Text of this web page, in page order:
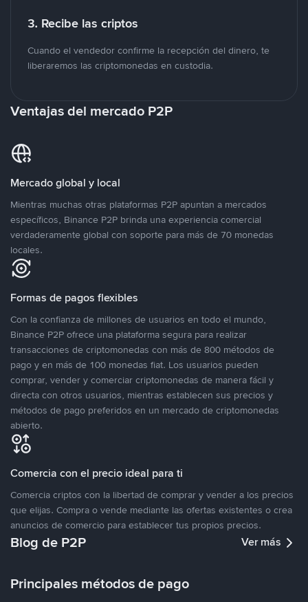
3. Recibe las criptos
Cuando el vendedor confirme la recepción del dinero, te
liberaremos las criptomonedas en custodia.
Ventajas del mercado P2P
Mercado global y local
Mientras muchas otras plataformas P2P apuntan a mercados
específicos, Binance P2P brinda una experiencia comercial
verdaderamente global con soporte para más de 70 monedas
locales.
Formas de pagos flexibles
Con la confianza de millones de usuarios en todo el mundo,
Binance P2P ofrece una plataforma segura para realizar
transacciones de criptomonedas con más de 800 métodos de
pago y en más de 100 monedas fiat. Los usuarios pueden
comprar, vender y comerciar criptomonedas de manera fácil y
directa con otros usuarios, mientras establecen sus precios y
métodos de pago preferidos en un mercado de criptomonedas
abierto.
Comercia con el precio ideal para ti
Comercia criptos con la libertad de comprar y vender a los precios
que elijas. Compra o vende mediante las ofertas existentes o crea
anuncios de comercio para establecer tus propios precios.
Blog de P2P Ver más
Principales métodos de pago